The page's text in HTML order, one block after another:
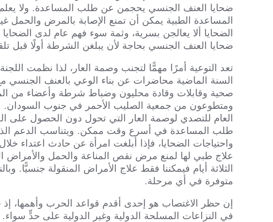
ضحايا العنف الجنسي يحجمن عن طلب المساعدة. ولا يعلم
المساعدة الطبية يمكن أن تمنع الإصابة بالمرض
الضحايا ألا يعالجن بسرية، وثمة سوء فهم عام لدى
ضحايا العنف الجنسي بحاجة لأن يبلغن الشرطة أولًا قبل
تعد التوعية أمرًا مهمًّا لتجنب وصمة العار، لذا نظمت
السنة الماضية محاضرات عن بناء الوعي بالعنف الجنسي مع
صحية وقابلات وقادة محليون وضباط شرطة وأعضاء من
ومتطوعون من جمعية الصليب الأحمر في جنوب السودان.
العام للتصدي لوصمة العار التي تحول دون الحصول على
طلب المساعدة في أسرع وقت ممكن. ويتناسب الدعم الذي
واحتياجات الضحايا، فإذا أبلغت امرأة عن حادث اعتداء
علاج طبي لها لمنع مرض نقص المناعة والحمل والأمراض
الثلاثة أيام فيمكننا فقط علاج الأمراض المنقولة جنسيًّا.
متوفرة في أي مرحلة.
إن حظر الاغتصاب هو إحدى أقدم قواعد الحرب وأهمها،
في النزاعات المسلحة الدولية وغير الدولية على حدٍّ سواء.